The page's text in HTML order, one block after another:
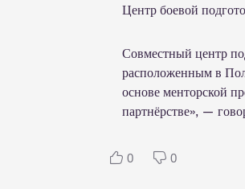
Центр боевой
Совместный центр
расположенным в
основе менторской
партнёрстве», —
0 0